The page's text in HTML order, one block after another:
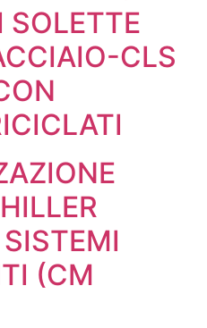
SOLETTE
CLS
(CM